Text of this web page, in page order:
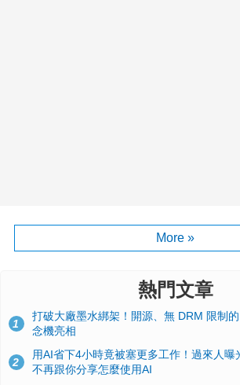
More »
熱門文章
1
打破大廠墨水綁架！開源、無 DRM 限制
念機亮相
2
用AI省下4小時竟被塞更多工作！過來人曝
不再跟你分享怎麼使用AI